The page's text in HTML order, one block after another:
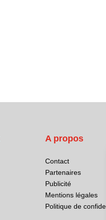
A propos
Contact
Partenaires
Publicité
Mentions légales
Politique de